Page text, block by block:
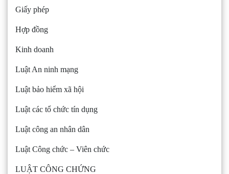
Giấy phép
Hợp đồng
Kinh doanh
Luật An ninh mạng
Luật bảo hiểm xã hội
Luật các tổ chức tín dụng
Luật công an nhân dân
Luật Công chức – Viên chức
LUẬT CÔNG CHỨNG